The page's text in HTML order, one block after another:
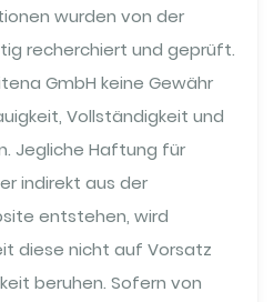
wurden von der
recherchiert und geprüft.
GmbH keine Gewähr
Vollständigkeit und
Jegliche Haftung für
indirekt aus der
entstehen, wird
diese nicht auf Vorsatz
beruhen. Sofern von